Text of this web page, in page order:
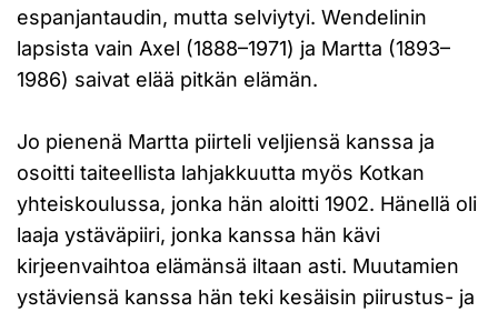
espanjantaudin, mutta selviytyi. Wendelinin
lapsista vain Axel (1888–1971) ja Martta (1893–
1986) saivat elää pitkän elämän.
Jo pienenä Martta piirteli veljiensä kanssa ja
osoitti taiteellista lahjakkuutta myös Kotkan
yhteiskoulussa, jonka hän aloitti 1902. Hänellä oli
laaja ystäväpiiri, jonka kanssa hän kävi
kirjeenvaihtoa elämänsä iltaan asti. Muutamien
ystäviensä kanssa hän teki kesäisin piirustus- ja